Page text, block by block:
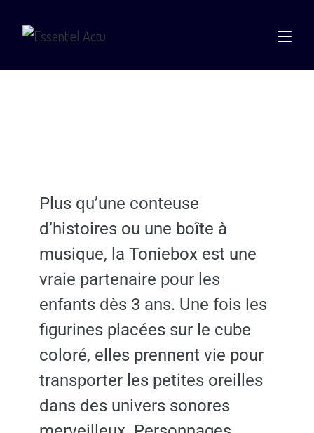
Plus qu’une conteuse
d’histoires ou une boîte à
musique, la Toniebox est une
vraie partenaire pour les
enfants dès 3 ans. Une fois les
figurines placées sur le cube
coloré, elles prennent vie pour
transporter les petites oreilles
dans des univers sonores